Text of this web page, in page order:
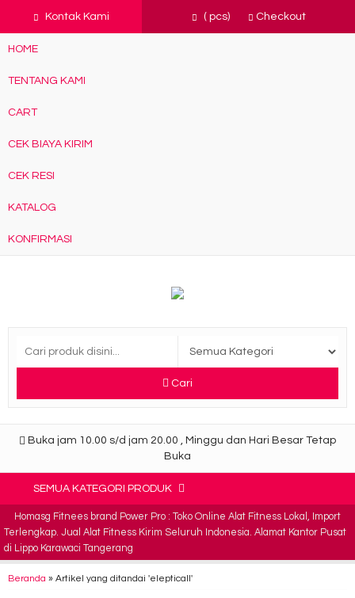
Kontak Kami ( pcs) Checkout
HOME
TENTANG KAMI
CART
CEK BIAYA KIRIM
CEK RESI
KATALOG
KONFIRMASI
Cari
Buka jam 10.00 s/d jam 20.00 , Minggu dan Hari Besar Tetap
Buka
SEMUA KATEGORI PRODUK
Homasg Fitnees brand Power Pro : Toko Online Alat Fitness Lokal, Import
Terlengkap. Jual Alat Fitness Kirim Seluruh Indonesia. Alamat Kantor Pusat
di Lippo Karawaci Tangerang
Beranda » Artikel yang ditandai 'elepticall'